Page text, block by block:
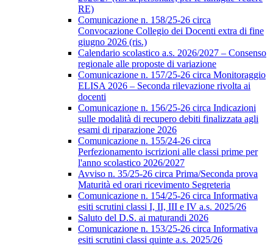
RE)
Comunicazione n. 158/25-26 circa
Convocazione Collegio dei Docenti extra di fine
giugno 2026 (ris.)
Calendario scolastico a.s. 2026/2027 – Consenso
regionale alle proposte di variazione
Comunicazione n. 157/25-26 circa Monitoraggio
ELISA 2026 – Seconda rilevazione rivolta ai
docenti
Comunicazione n. 156/25-26 circa Indicazioni
sulle modalità di recupero debiti finalizzata agli
esami di riparazione 2026
Comunicazione n. 155/24-26 circa
Perfezionamento iscrizioni alle classi prime per
l'anno scolastico 2026/2027
Avviso n. 35/25-26 circa Prima/Seconda prova
Maturità ed orari ricevimento Segreteria
Comunicazione n. 154/25-26 circa Informativa
esiti scrutini classi I, II, III e IV a.s. 2025/26
Saluto del D.S. ai maturandi 2026
Comunicazione n. 153/25-26 circa Informativa
esiti scrutini classi quinte a.s. 2025/26